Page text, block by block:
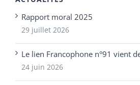
Rapport moral 2025
29 juillet 2026
Le lien Francophone n°91 vient
24 juin 2026